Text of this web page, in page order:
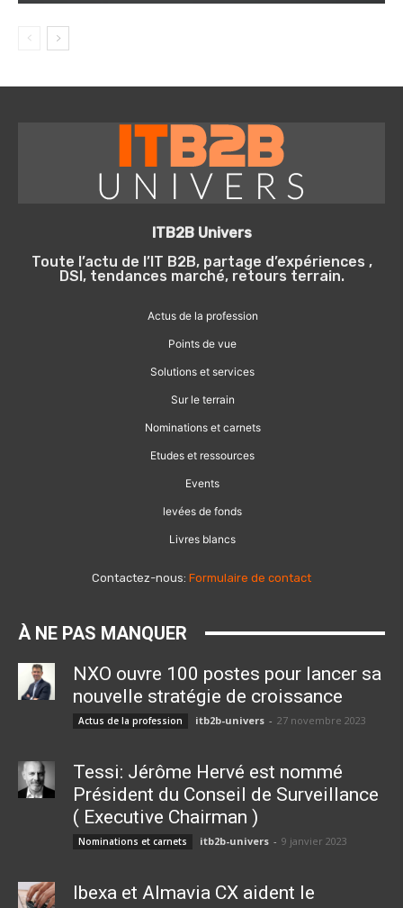
ITB2B Univers
Toute l’actu de l’IT B2B, partage d’expériences ,
DSI, tendances marché, retours terrain.
Actus de la profession
Points de vue
Solutions et services
Sur le terrain
Nominations et carnets
Etudes et ressources
Events
levées de fonds
Livres blancs
Contactez-nous: Formulaire de contact
À NE PAS MANQUER
NXO ouvre 100 postes pour lancer sa
nouvelle stratégie de croissance
Actus de la profession itb2b-univers - 27 novembre 2023
Tessi: Jérôme Hervé est nommé
Président du Conseil de Surveillance
( Executive Chairman )
Nominations et carnets itb2b-univers - 9 janvier 2023
Ibexa et Almavia CX aident le